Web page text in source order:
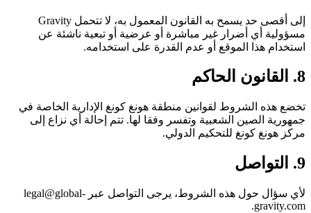
إلى أقصى حد يسمح به القانون المعمول به، لا تتحمل Gravity
مسؤولية أي أضرار غير مباشرة أو عرضية أو تبعية ناشئة عن
استخدام هذا الموقع أو عدم القدرة على استخدامه.
8. القانون الحاكم
تخضع هذه الشروط لقوانين منطقة هونغ كونغ الإدارية الخاصة في
جمهورية الصين الشعبية وتفسر وفقا لها. تتم إحالة أي نزاع إلى
مركز هونغ كونغ للتحكيم الدولي.
9. التواصل
لأي سؤال حول هذه الشروط، يرجى التواصل عبر legal@global-
gravity.com.